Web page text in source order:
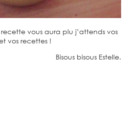
vous aura plu j’attends vos
vos recettes !
Bisous bisous Estelle.